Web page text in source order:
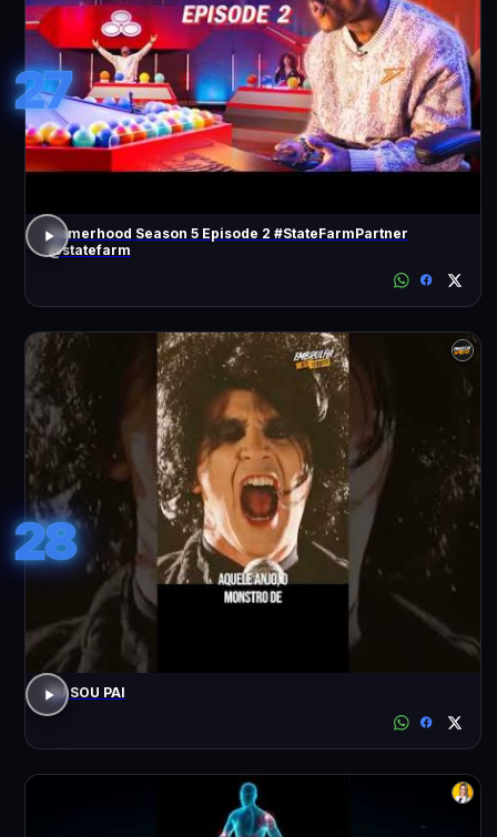
27
Gamerhood Season 5 Episode 2 #StateFarmPartner
@statefarm
28
EU SOU PAI